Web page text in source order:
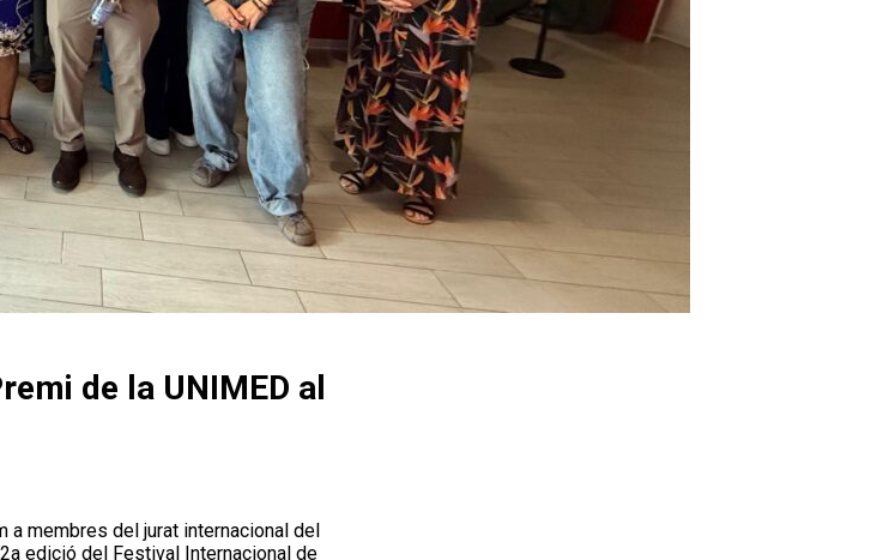
de la UNIMED al
edició del Festival Internacional de